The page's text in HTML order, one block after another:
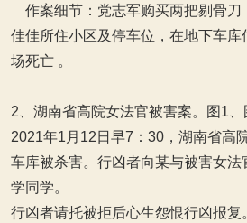
作案细节‌：党志军购买两把剔骨刀
佳佳所住小区及停车位，在地下车库
场死亡 。‌‌‌
2、湖南省高院女法官被害案。图1、
2021年1月12日早7：30，湖南省高
车库被杀害。行凶者向某与被害女法
学同学。
行凶者请托被拒后心生怨恨行凶报